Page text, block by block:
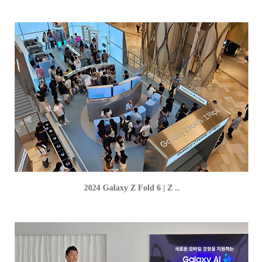
2024 Galaxy Z Fold 6 | Z ..